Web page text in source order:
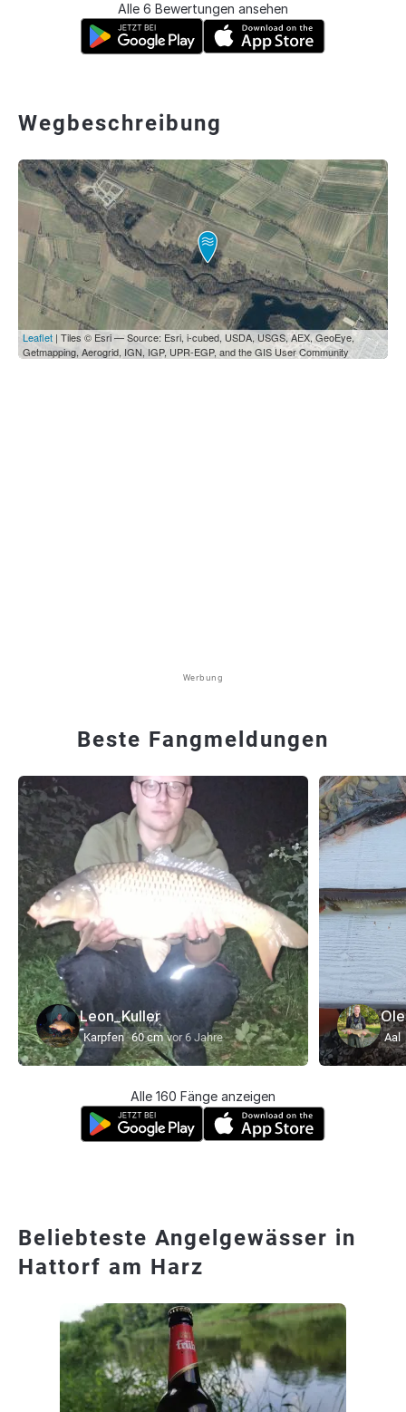
Alle 6 Bewertungen ansehen
Wegbeschreibung
Leaflet | Tiles © Esri — Source: Esri, i-cubed, USDA, USGS, AEX, GeoEye,
Getmapping, Aerogrid, IGN, IGP, UPR-EGP, and the GIS User Community
Werbung
Beste Fangmeldungen
Leon_Kuller
Karpfen 60 cm vor 6 Jahre Aal
Alle 160 Fänge anzeigen
Beliebteste Angelgewässer in
Hattorf am Harz